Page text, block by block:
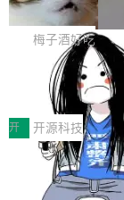
但对于金融、能源
Token花在哪里、
续增长的AI成本该
正是围绕这些实际
理两个方面，让用
得住、用得稳、省
始，Token使用一
不是一个人走。一
wat（Google 员
年的编程搭档，
作者）、Quoc Le
q2Seq 和 DocAI
yals（Gemini 联合
字体可调、22 种
打开终端就能上岗
把「看得清、用母
齐。 SolonCode
耳科技研发的企
中文驱动的数字员
骤、编写代码。不
装完即用。 开源
b 安装 支持 Java
x / Windows /
梅子酒好吃
让“代码语义理
价值潜能：华为
代码仓技术解析
一、代码仓深度理
程实践中，代码仓
体。企业级代码仓
个文件，其规模远
文窗口。随着项目
开 开源科技
一条“删库”命令
师删光 89TB 数
最高人民检察院8